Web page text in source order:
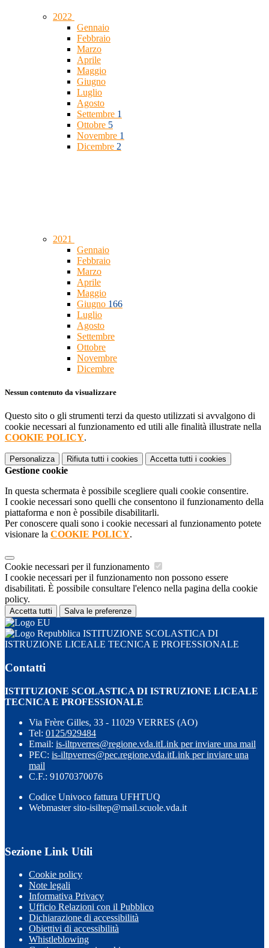
2022
Gennaio
Febbraio
Marzo
Aprile
Maggio
Giugno
Luglio
Agosto
Settembre 1
Ottobre 5
Novembre 1
Dicembre 2
2021
Gennaio
Febbraio
Marzo
Aprile
Maggio
Giugno 166
Luglio
Agosto
Settembre
Ottobre
Novembre
Dicembre
Nessun contenuto da visualizzare
Questo sito o gli strumenti terzi da questo utilizzati si avvalgono di
cookie necessari al funzionamento ed utili alle finalità illustrate nella
COOKIE POLICY.
Personalizza Rifiuta tutti i cookies Accetta tutti i cookies
Gestione cookie
In questa schermata è possibile scegliere quali cookie consentire.
I cookie necessari sono quelli che consentono il funzionamento della
piattaforma e non è possibile disabilitarli.
Per conoscere quali sono i cookie necessari al funzionamento potete
visionare la COOKIE POLICY.
Cookie necessari per il funzionamento
I cookie necessari per il funzionamento non possono essere
disabilitati. È possibile consultare l'elenco nella pagina della cookie
policy.
Accetta tutti Salva le preferenze
ISTITUZIONE SCOLASTICA DI
ISTRUZIONE LICEALE TECNICA E PROFESSIONALE
Contatti
ISTITUZIONE SCOLASTICA DI ISTRUZIONE LICEALE
TECNICA E PROFESSIONALE
Via Frère Gilles, 33 - 11029 VERRES (AO)
Tel: 0125/929484
Email: is-iltpverres@regione.vda.itLink per inviare una mail
PEC: is-iltpverres@pec.regione.vda.itLink per inviare una
mail
C.F.: 91070370076
Codice Univoco fattura UFHTUQ
Webmaster sito-isiltep@mail.scuole.vda.it
Sezione Link Utili
Cookie policy
Note legali
Informativa Privacy
Ufficio Relazioni con il Pubblico
Dichiarazione di accessibilità
Obiettivi di accessibilità
Whistleblowing